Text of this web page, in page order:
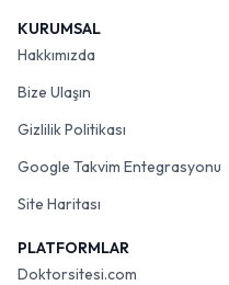
KURUMSAL
Hakkımızda
Bize Ulaşın
Gizlilik Politikası
Google Takvim Entegrasyonu
Site Haritası
PLATFORMLAR
Doktorsitesi.com